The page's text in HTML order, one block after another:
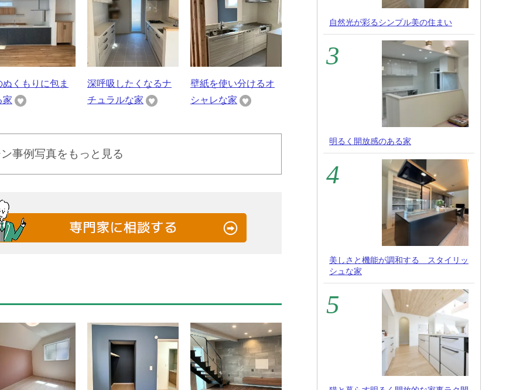
ぬくもりに包ま
家
深呼吸したくなるナ
チュラルな家
壁紙を使い分けるオ
シャレな家
事例写真をもっと見る
自然光が彩るシンプル美の住まい
明るく開放感のある家
美しさと機能が調和する スタイリッ
シュな家